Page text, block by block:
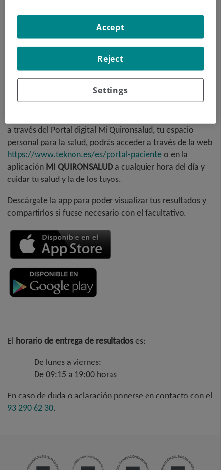
a través del Portal digital Mi Quironsalud, tu espacio
personal para la salud, podrás acceder a través de la web
https://www.teknon.es/es/portal-pacienteo en la
aplicación MI QUIRONSALUD a cualquier hora del día y
cuidar tu salud y la de los tuyos.
Descárgate la app para poder visualizar tus resultados y
compartirlos si fuese necesario con el facultativo.
El horario de entregade resultadoses:
De lunes a viernes:
De 09:15 a 19:00 horas
En caso de duda o aclaración ponerse en contacto con el
93 290 62 30.
Settings
Reject
Accept